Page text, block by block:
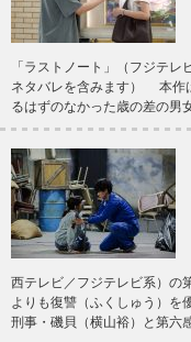
「ラストノート」（フジテレ
ネタバレを含みます） 本作
るはずのなかった歳の差の
西テレビ／フジテレビ系）
よりも復讐（ふくしゅう）を
刑事・磯貝（横山裕）と第六